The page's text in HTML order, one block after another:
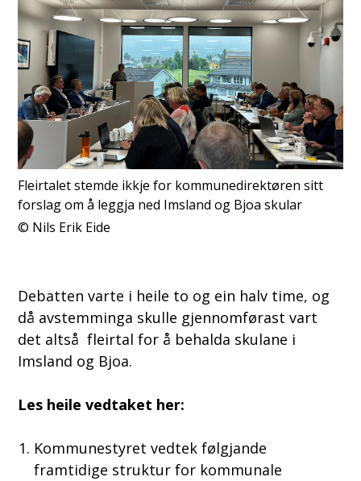
Fleirtalet stemde ikkje for kommunedirektøren sitt
forslag om å leggja ned Imsland og Bjoa skular
Nils Erik Eide
Debatten varte i heile to og ein halv time, og
då avstemminga skulle gjennomførast vart
det altså fleirtal for å behalda skulane i
Imsland og Bjoa.
Les heile vedtaket her:
Kommunestyret vedtek følgjande
framtidige struktur for kommunale